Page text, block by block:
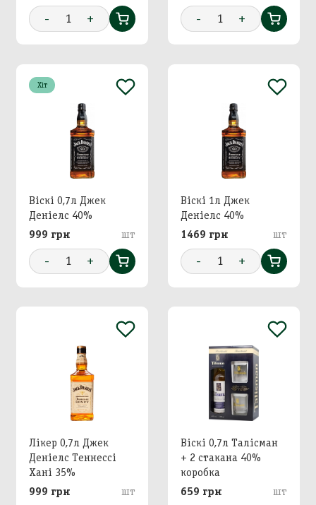
- 1 + - 1 +
Хіт
Віскі 0,7л Джек
Деніелс 40%
999 грн
шт
- 1 +
Віскі 1л Джек
Деніелс 40%
1469 грн
шт
- 1 +
Лікер 0,7л Джек
Деніелс Теннессі
Хані 35%
999 грн
шт
Віскі 0,7л Талісман
+ 2 стакана 40%
коробка
659 грн
шт